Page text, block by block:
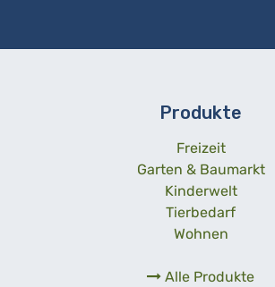
Produkte
Freizeit
Garten & Baumarkt
Kinderwelt
Tierbedarf
Wohnen
Alle Produkte